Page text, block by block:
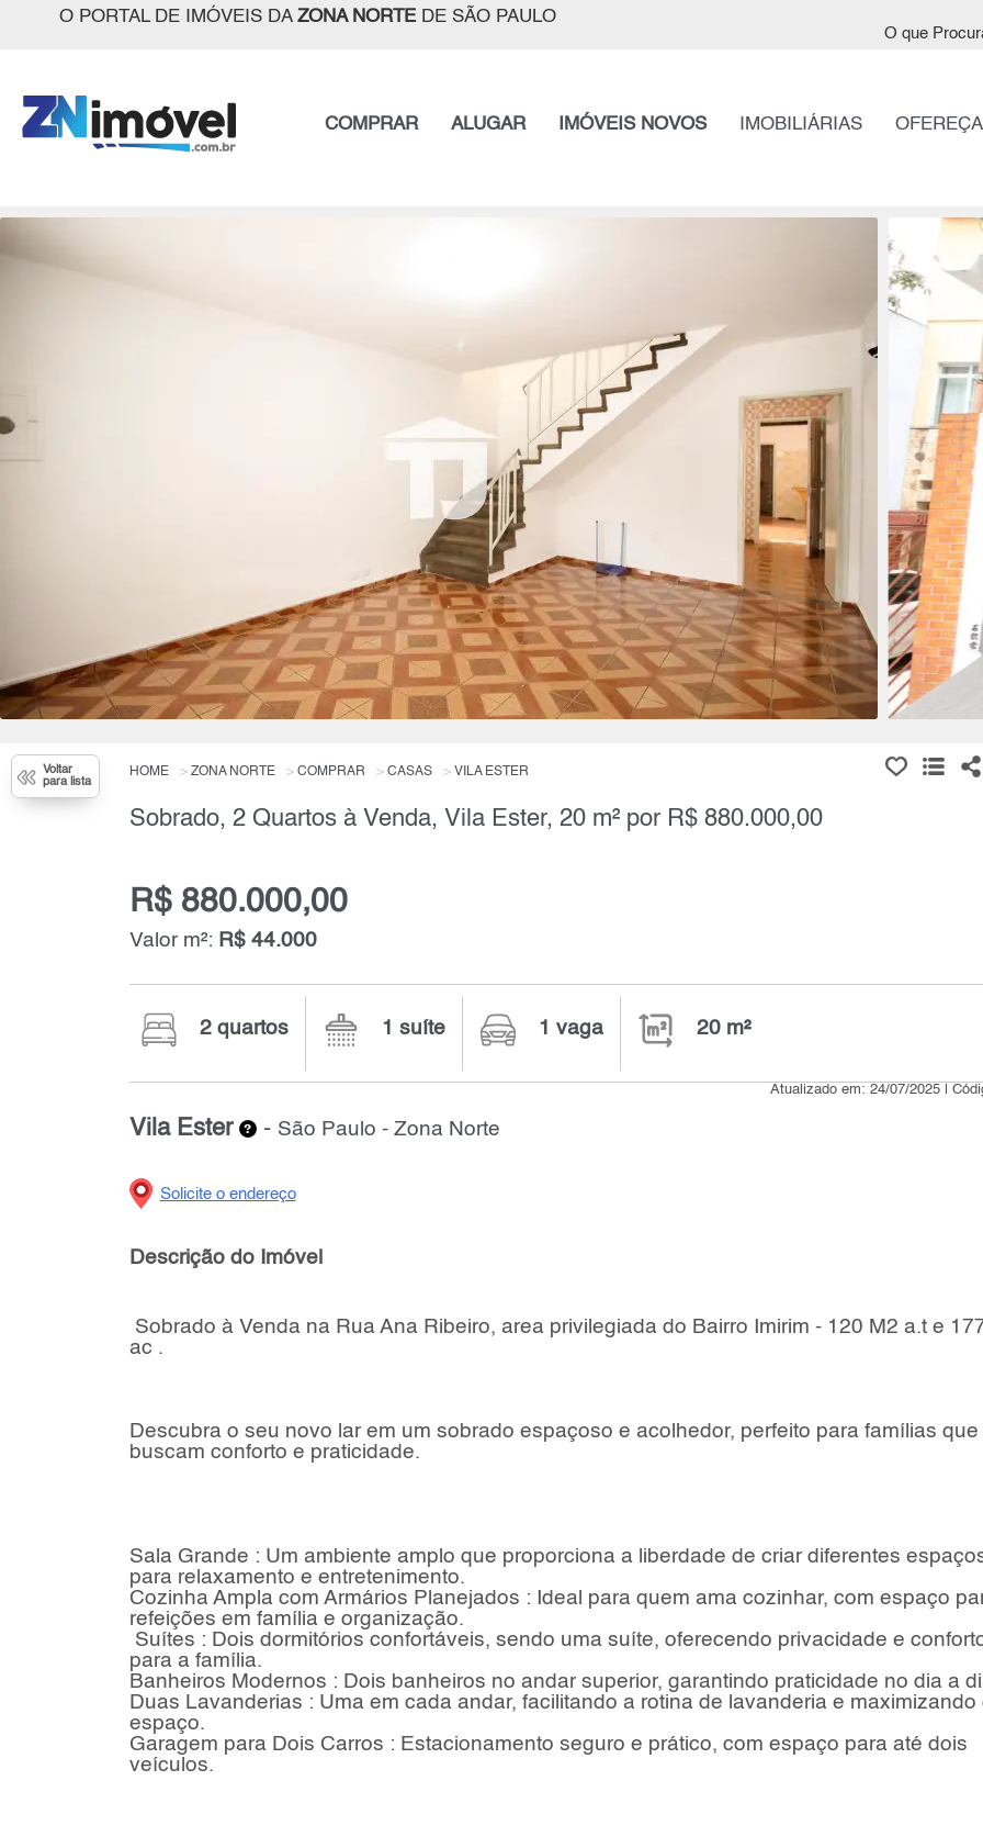
O PORTAL DE IMÓVEIS DA ZONA NORTEDE SÃO PAULO
O que
COMPRAR ALUGAR IMÓVEIS NOVOS IMOBILIÁRIAS
Voltar
para lista
HOME ZONA NORTE COMPRAR CASAS VILA ESTER
Sobrado, 2 Quartos à Venda, Vila Ester, 20 m² por R$ 880.000,00
R$ 880.000,00
Valor m²: R$ 44.000
2 quartos 1 suíte 1 vaga 20 m²
Atualizado em: 24/07/2025 |
Vila Ester - São Paulo - Zona Norte
Solicite o endereço
Descrição do Imóvel
Sobrado à Venda na Rua Ana Ribeiro, area privilegiada do Bairro Imirim - 120 M2 a.t e
ac .
Descubra o seu novo lar em um sobrado espaçoso e acolhedor, perfeito para famílias que
buscam conforto e praticidade.
Sala Grande : Um ambiente amplo que proporciona a liberdade de criar diferentes
para relaxamento e entretenimento.
Cozinha Ampla com Armários Planejados : Ideal para quem ama cozinhar, com espaço
refeições em família e organização.
Suítes : Dois dormitórios confortáveis, sendo uma suíte, oferecendo privacidade e
para a família.
Banheiros Modernos : Dois banheiros no andar superior, garantindo praticidade no dia a
Duas Lavanderias : Uma em cada andar, facilitando a rotina de lavanderia e maximizando
espaço.
Garagem para Dois Carros : Estacionamento seguro e prático, com espaço para até dois
veículos.